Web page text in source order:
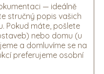
— ideálně
stručný popis vašich
Pokud máte, pošlete
nebo domu (u
a domluvíme se na
preferujeme osobní